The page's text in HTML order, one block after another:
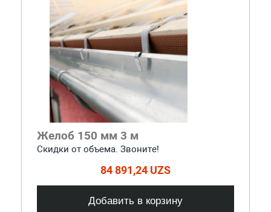
Желоб 150 мм 3 м
Скидки от объема. Звоните!
84 891,24 UZS
Добавить в корзину